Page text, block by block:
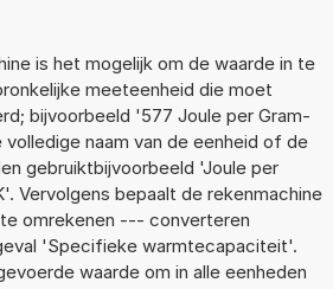
is het mogelijk om de waarde in te
meeteenheid die moet
bijvoorbeeld '577 Joule per Gram-
volledige naam van de eenheid of de
gebruiktbijvoorbeeld 'Joule per
Vervolgens bepaalt de rekenmachine
omrekenen --- converteren
'Specifieke warmtecapaciteit'.
waarde om in alle eenheden